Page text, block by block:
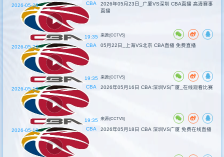
CBA
19:35
2026-05-23
2026年05月23日_广厦VS深圳 CBA直播 高清赛事
直播
来源:[CCTV5]
CBA
19:35
2026-05-22 05月22日_上海VS北京 CBA直播 免费直播
来源:[CCTV5]
CBA
19:35
2026-05-16 2026年05月16日 CBA:深圳VS广厦_在线观看比赛
来源:[CCTV5]
CBA
2026-05-18 2026年05月18日 CBA 深圳VS广厦 免费在线直播